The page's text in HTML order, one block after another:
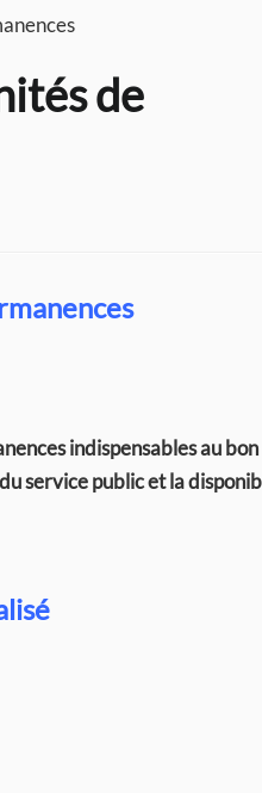
de
indispensables au bon
service public et la